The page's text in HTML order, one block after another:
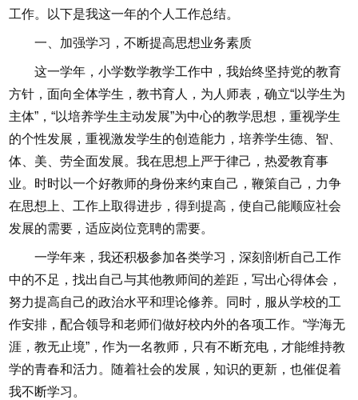
工作。以下是我这一年的个人工作总结。
一、加强学习，不断提高思想业务素质
这一学年，小学数学教学工作中，我始终坚持党的教育
方针，面向全体学生，教书育人，为人师表，确立“以学生为
主体”，“以培养学生主动发展”为中心的教学思想，重视学生
的个性发展，重视激发学生的创造能力，培养学生德、智、
体、美、劳全面发展。我在思想上严于律己，热爱教育事
业。时时以一个好教师的身份来约束自己，鞭策自己，力争
在思想上、工作上取得进步，得到提高，使自己能顺应社会
发展的需要，适应岗位竞聘的需要。
一学年来，我还积极参加各类学习，深刻剖析自己工作
中的不足，找出自己与其他教师间的差距，写出心得体会，
努力提高自己的政治水平和理论修养。同时，服从学校的工
作安排，配合领导和老师们做好校内外的各项工作。“学海无
涯，教无止境”，作为一名教师，只有不断充电，才能维持教
学的青春和活力。随着社会的发展，知识的更新，也催促着
我不断学习。